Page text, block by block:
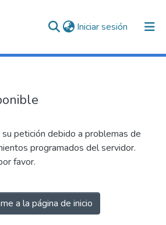
Iniciar sesión (current)
petición debido a problemas de
programados del servidor.
favor.
a la página de inicio